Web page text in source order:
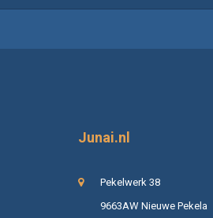
Junai.nl
Pekelwerk 38
9663AW Nieuwe Pekela